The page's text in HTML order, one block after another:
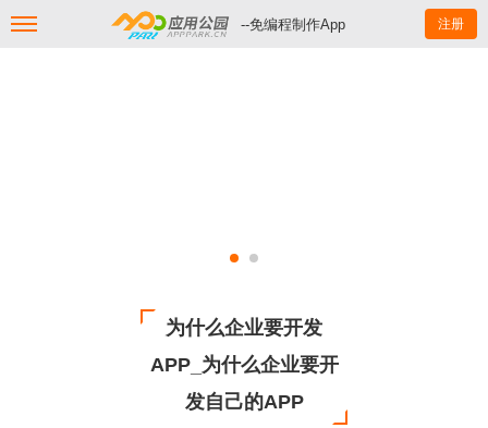
--免编程制作App 注册
为什么企业要开发
APP_为什么企业要开
发自己的APP